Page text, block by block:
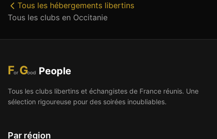
Tous les hébergements libertins
Tous les clubs en Occitanie
For Good People
Tous les clubs libertins et échangistes de France réunis. Une
sélection rigoureuse pour des soirées inoubliables.
Par région